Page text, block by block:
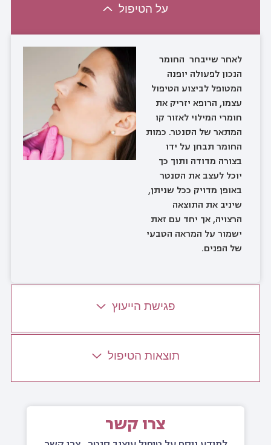
על הטיפול
פגישת הייעוץ
תוצאות הטיפול
לאחר שייבחר החומר
הנכון לפעולה יופנה
המטופל לביצוע הטיפול
עצמו, הרופא יזריק את
חומרי המילוי לאזור קו
המתאר של הסנטר. כמות
החומר תבחן על ידו
בצורה מדודה ותוך כך
יוכל לעצב את הסנטר
באופן מדויק ככל שניתן,
שיניב את התוצאה
הרצויה, אך יחד עם זאת
ישמור על המראה הטבעי
של הפנים.
צרו קשר